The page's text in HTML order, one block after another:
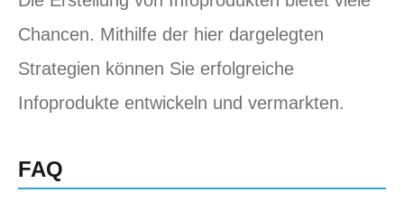
Chancen. Mithilfe der hier dargelegten
Strategien können Sie erfolgreiche
Infoprodukte entwickeln und vermarkten.
FAQ